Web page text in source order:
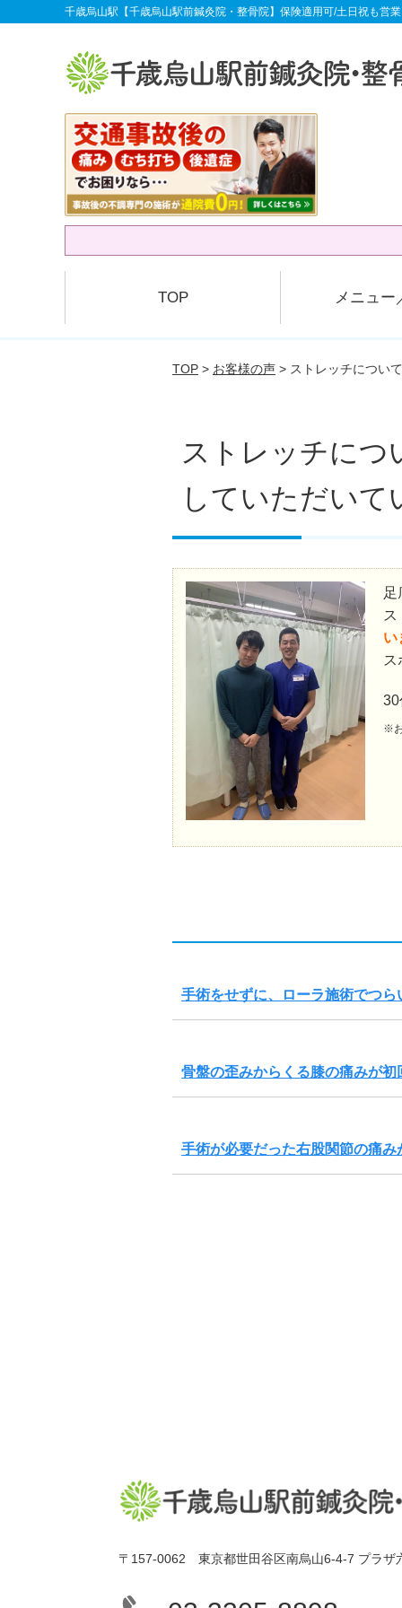
千歳烏山駅【千歳烏山駅前鍼灸院・整骨院】保険適用可/土日祝も営業
TOP メニュー
TOP > お客様の声 > ストレッチについ
ストレッチにつ
していただいて
足
ス
い
ス
※
手術をせずに、ローラ施術でつ
骨盤の歪みからくる膝の痛みが
手術が必要だった右股関節の痛
〒157-0062 東京都世田谷区南烏山6-4-7 プラザ